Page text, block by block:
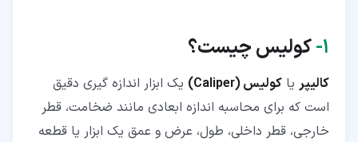
۱‏- کولیس چیست؟
کالیپر یا کولیس (Caliper)
یک ابزار اندازه گیری دقیق
است که برای محاسبه اندازه ابعادی مانند ضخامت، قطر
خارجی، قطر داخلی، طول، عرض و عمق یک ابزار یا قطعه